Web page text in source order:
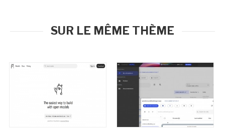
SUR LE MÊME THÈME